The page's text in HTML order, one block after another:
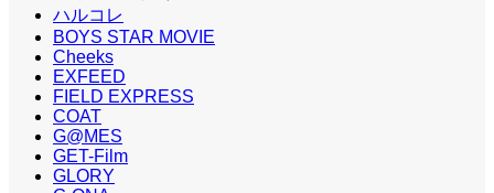
ハルコレ
BOYS STAR MOVIE
Cheeks
EXFEED
FIELD EXPRESS
COAT
G@MES
GET-Film
GLORY